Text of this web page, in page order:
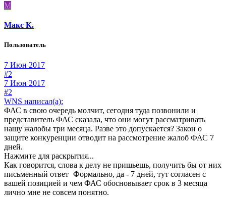
М
Макс К.
Пользователь
7 Июн 2017
#2
7 Июн 2017
#2
WNS написал(а):
ФАС в свою очередь молчит, сегодня туда позвонили и
представитель ФАС сказала, что они могут рассматривать
нашу жалобы три месяца. Разве это допускается? Закон о
защите конкуренции отводит на рассмотрение жалоб ФАС 7
дней.
Нажмите для раскрытия...
Как говорится, слова к делу не пришьешь, получить бы от них
письменный ответ Формально, да - 7 дней, тут согласен с
вашей позицией и чем ФАС обосновывает срок в 3 месяца
лично мне не совсем понятно.